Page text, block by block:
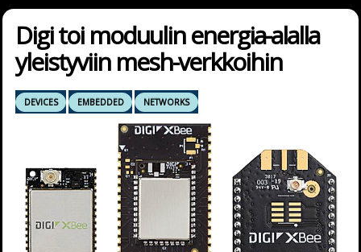
Digi toi moduulin energia-alalla
yleistyviin mesh-verkkoihin
DEVICES EMBEDDED NETWORKS